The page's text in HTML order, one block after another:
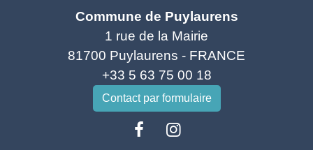
Commune de Puylaurens
1 rue de la Mairie
81700 Puylaurens - FRANCE
+33 5 63 75 00 18
Contact par formulaire